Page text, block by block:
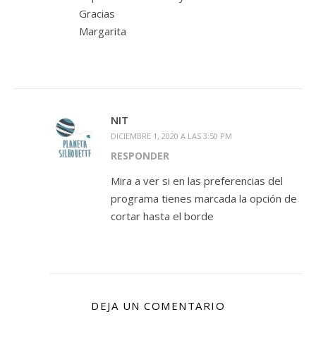
Gracias
Margarita
NIT
DICIEMBRE 1, 2020 A LAS 3:50 PM
RESPONDER
Mira a ver si en las preferencias del
programa tienes marcada la opción de
cortar hasta el borde
DEJA UN COMENTARIO